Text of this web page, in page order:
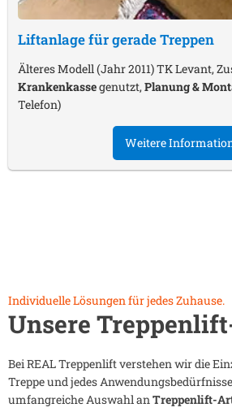
Liftanlage für gerade Treppen
Älteres Modell (Jahr 2011) TK Levant,
Krankenkassegenutzt,Planung &
Telefon)
Weitere
Individuelle Lösungen für jedes Zuhause.
Unsere
Bei REAL Treppenlift verstehen wir die
Treppe und jedes
umfangreiche Auswahl anTreppenlift-